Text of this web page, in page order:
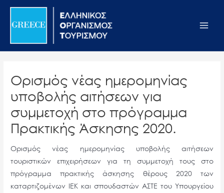
Σημείωση:
ιστότοπος
σύστημα
προσβασιμότητας.
Μετάβαση
περιεχόμενο
Ορισμός νέας ημερομηνίας
υποβολής αιτήσεων για
συμμετοχή στο πρόγραμμα
Πρακτικής Άσκησης 2020.
Ορισμός νέας ημερομηνίας υποβολής αιτήσεων
τουριστικών επιχειρήσεων για τη συμμετοχή τους στο
πρόγραμμα πρακτικής άσκησης θέρους 2020 των
καταρτιζομένων ΙΕΚ και σπουδαστών ΑΣΤΕ του Υπουργείου